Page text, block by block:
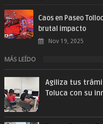
Caos en Paseo
brutal impacto
Nov 19, 2025
MÁS LEÍDO
Agiliza tus
Toluca con su